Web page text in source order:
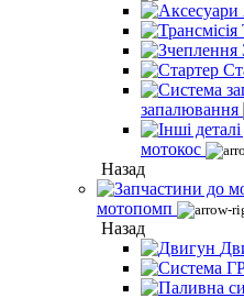
запалювання
мотокос
Назад
мотопомп
Назад